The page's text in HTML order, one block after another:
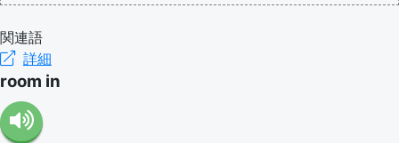
関連語
詳細
room in